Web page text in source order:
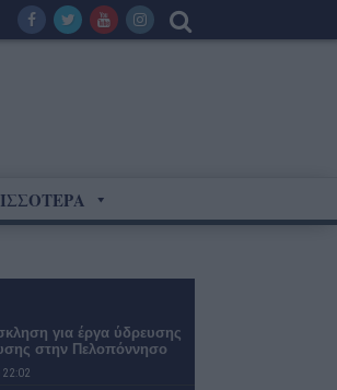
για έργα ύδρευσης
στην Πελοπόννησο